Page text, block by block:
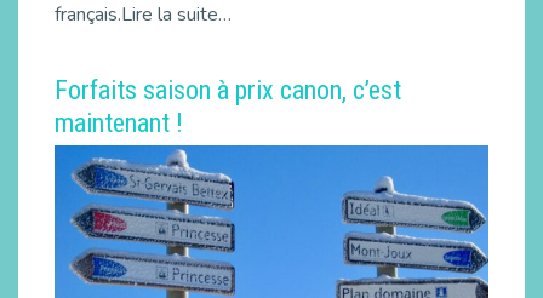
français.Lire la suite…
Forfaits saison à prix canon, c’est
maintenant !